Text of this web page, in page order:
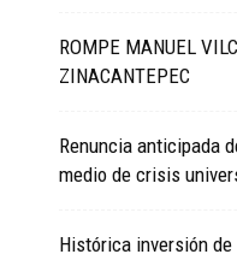
ROMPE MANUEL
ZINACANTEPEC
Renuncia anticipada
medio de crisis
Histórica inversión de